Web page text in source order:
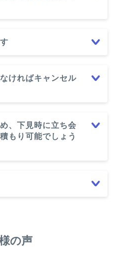
ければキャンセル
、下見時に立ち会
もり可能でしょう
の声